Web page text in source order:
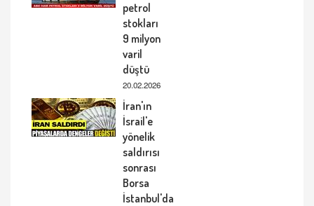
petrol
stokları
9 milyon
varil
düştü
20.02.2026
İran'ın
İsrail'e
yönelik
saldırısı
sonrası
Borsa
İstanbul'da